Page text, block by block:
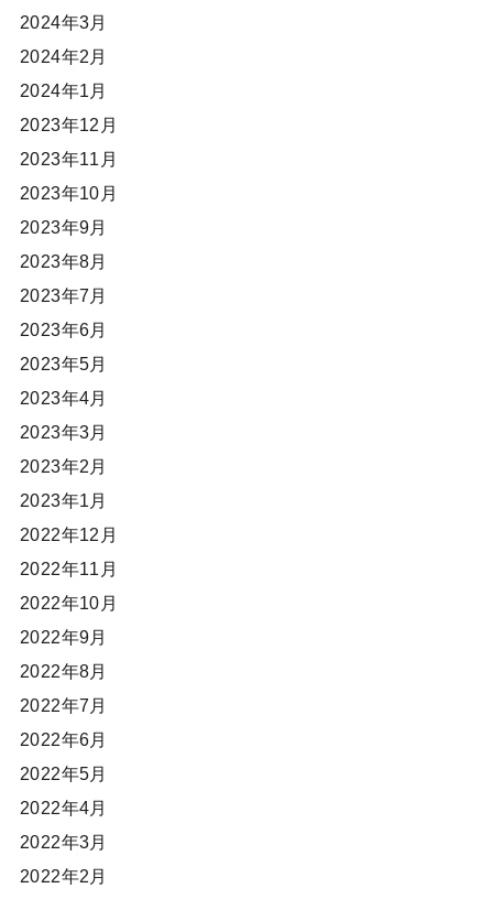
2024年3月
2024年2月
2024年1月
2023年12月
2023年11月
2023年10月
2023年9月
2023年8月
2023年7月
2023年6月
2023年5月
2023年4月
2023年3月
2023年2月
2023年1月
2022年12月
2022年11月
2022年10月
2022年9月
2022年8月
2022年7月
2022年6月
2022年5月
2022年4月
2022年3月
2022年2月